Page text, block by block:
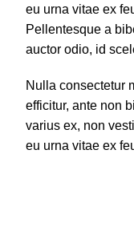
eu urna vitae ex
Pellentesque a
auctor odio, id
Nulla consectetur
efficitur, ante non
varius ex, non
eu urna vitae ex